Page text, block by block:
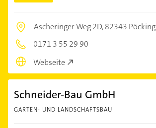
Ascheringer Weg 2D,82343 Pöcking
0171 3 55 29 90
Webseite
Schneider-Bau GmbH
GARTEN- UND LANDSCHAFTSBAU